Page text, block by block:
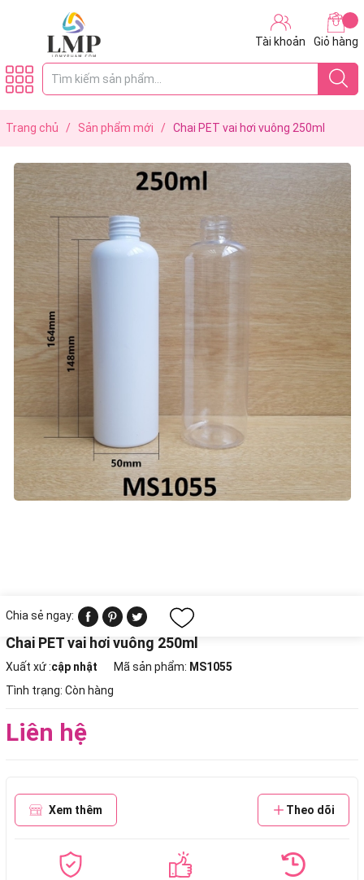
Tài khoản Giỏ hàng
Trang chủ / Sản phẩm mới / Chai PET vai hơi vuông 250ml
Chia sẻ ngay:
Chai PET vai hơi vuông 250ml
Xuất xứ :cập nhật Mã sản phẩm: MS1055
Tình trạng: Còn hàng
Liên hệ
Xem thêm Theo dõi